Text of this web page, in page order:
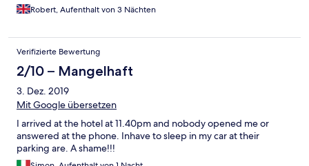
Robert, Aufenthalt von 3 Nächten
Verifizierte Bewertung
2/10 – Mangelhaft
3. Dez. 2019
Mit Google übersetzen
I arrived at the hotel at 11.40pm and nobody opened me or
answered at the phone. Inhave to sleep in my car at their
parking are. A shame!!!